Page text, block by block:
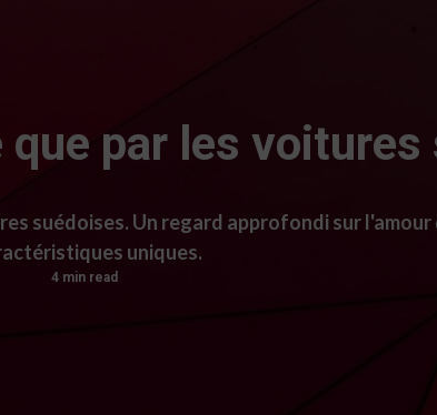
par les voitures
suédoises. Un regard approfondi sur
uniques.
4 min read